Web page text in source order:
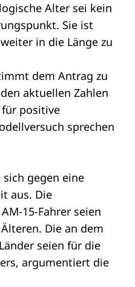
Alter sei kein
Sie ist
in die Länge zu
dem Antrag zu
aktuellen Zahlen
für positive
sprechen
sich gegen eine
aus. Die
15-Fahrer seien
Die an dem
seien für die
argumentiert die